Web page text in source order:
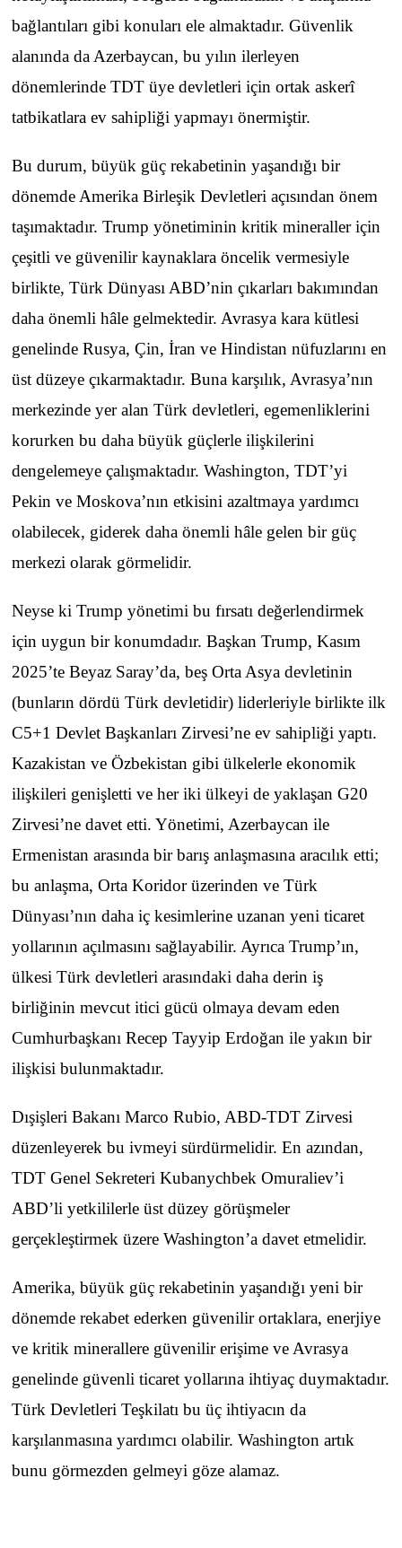
bağlantıları gibi konuları ele almaktadır. Güvenlik
alanında da Azerbaycan, bu yılın ilerleyen
dönemlerinde TDT üye devletleri için ortak askerî
tatbikatlara ev sahipliği yapmayı önermiştir.
Bu durum, büyük güç rekabetinin yaşandığı bir
dönemde Amerika Birleşik Devletleri açısından önem
taşımaktadır. Trump yönetiminin kritik mineraller için
çeşitli ve güvenilir kaynaklara öncelik vermesiyle
birlikte, Türk Dünyası ABD’nin çıkarları bakımından
daha önemli hâle gelmektedir. Avrasya kara kütlesi
genelinde Rusya, Çin, İran ve Hindistan nüfuzlarını en
üst düzeye çıkarmaktadır. Buna karşılık, Avrasya’nın
merkezinde yer alan Türk devletleri, egemenliklerini
korurken bu daha büyük güçlerle ilişkilerini
dengelemeye çalışmaktadır. Washington, TDT’yi
Pekin ve Moskova’nın etkisini azaltmaya yardımcı
olabilecek, giderek daha önemli hâle gelen bir güç
merkezi olarak görmelidir.
Neyse ki Trump yönetimi bu fırsatı değerlendirmek
için uygun bir konumdadır. Başkan Trump, Kasım
2025’te Beyaz Saray’da, beş Orta Asya devletinin
(bunların dördü Türk devletidir) liderleriyle birlikte ilk
C5+1 Devlet Başkanları Zirvesi’ne ev sahipliği yaptı.
Kazakistan ve Özbekistan gibi ülkelerle ekonomik
ilişkileri genişletti ve her iki ülkeyi de yaklaşan G20
Zirvesi’ne davet etti. Yönetimi, Azerbaycan ile
Ermenistan arasında bir barış anlaşmasına aracılık etti;
bu anlaşma, Orta Koridor üzerinden ve Türk
Dünyası’nın daha iç kesimlerine uzanan yeni ticaret
yollarının açılmasını sağlayabilir. Ayrıca Trump’ın,
ülkesi Türk devletleri arasındaki daha derin iş
birliğinin mevcut itici gücü olmaya devam eden
Cumhurbaşkanı Recep Tayyip Erdoğan ile yakın bir
ilişkisi bulunmaktadır.
Dışişleri Bakanı Marco Rubio, ABD-TDT Zirvesi
düzenleyerek bu ivmeyi sürdürmelidir. En azından,
TDT Genel Sekreteri Kubanychbek Omuraliev’i
ABD’li yetkililerle üst düzey görüşmeler
gerçekleştirmek üzere Washington’a davet etmelidir.
Amerika, büyük güç rekabetinin yaşandığı yeni bir
dönemde rekabet ederken güvenilir ortaklara, enerjiye
ve kritik minerallere güvenilir erişime ve Avrasya
genelinde güvenli ticaret yollarına ihtiyaç duymaktadır.
Türk Devletleri Teşkilatı bu üç ihtiyacın da
karşılanmasına yardımcı olabilir. Washington artık
bunu görmezden gelmeyi göze alamaz.